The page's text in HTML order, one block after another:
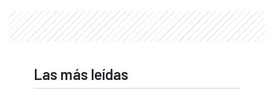
Las más leídas